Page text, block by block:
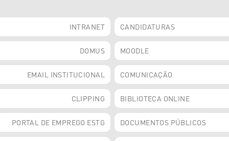
INTRANET CANDIDATURAS
DOMUS MOODLE
EMAIL INSTITUCIONAL COMUNICAÇÃO
CLIPPING BIBLIOTECA ONLINE
PORTAL DE EMPREGO ESTG DOCUMENTOS PÚBLICOS